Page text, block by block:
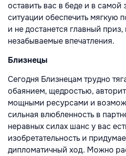
оставить вас в беде и в самой
ситуации обеспечить мягкую
и не достанется главный
незабываемые впечатления.
Близнецы
Сегодня Близнецам трудно
обаянием, щедростью,
мощными ресурсами и
сильная влюбленность в
неравных силах шанс у вас
изобретательность и
дипломатичный ход. Можно